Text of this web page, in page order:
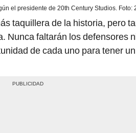
el presidente de 20th Century Studios. Foto:
taquillera de la historia, pero
Nunca faltarán los defensores
de cada uno para tener